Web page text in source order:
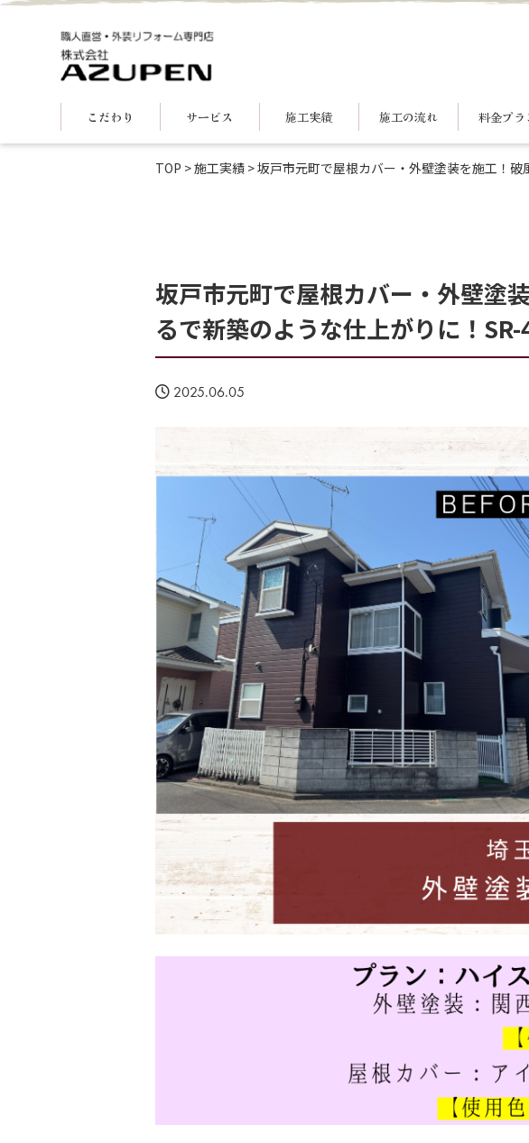
こだわり サービス 施工実績 施工の流れ 料金プラ
TOP >施工実績 >坂戸市元町で屋根カバー・外壁塗装を施工！
坂戸市元町で屋根カバー・外壁塗
るで新築のような仕上がりに！
2025.06.05